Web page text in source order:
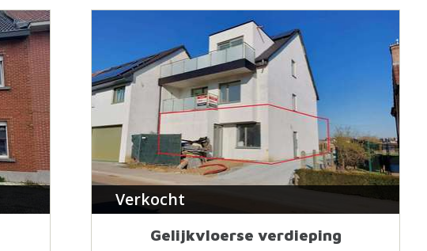
Verkocht
Gelijkvloerse verdieping